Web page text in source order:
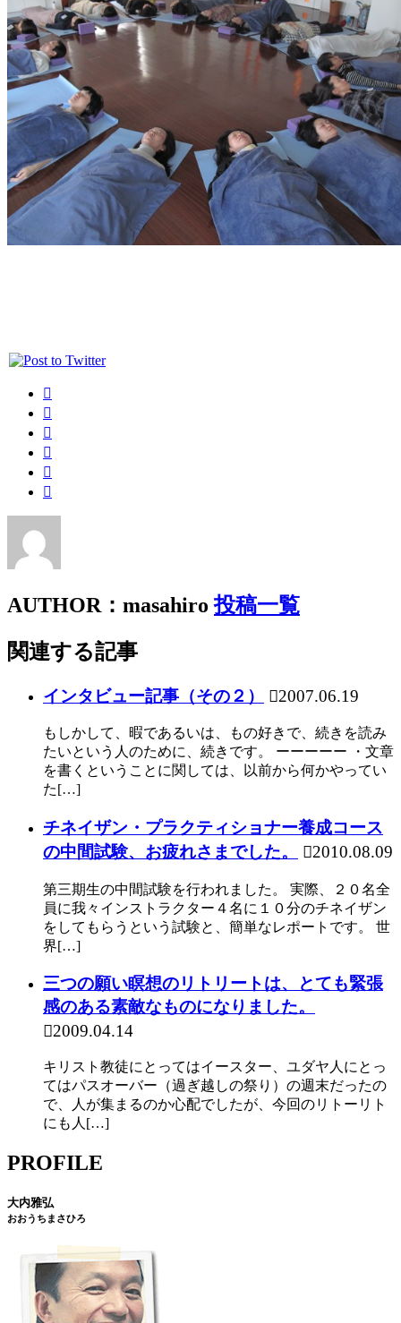
AUTHOR：masahiro投稿一覧
関連する記事
インタビュー記事（その２） 2007.06.19
もしかして、暇であるいは、もの好きで、続きを読み
たいという人のために、続きです。 ーーーーー ・文章
を書くということに関しては、以前から何かやってい
た[…]
チネイザン・プラクティショナー養成コース
の中間試験、お疲れさまでした。
2010.08.09
第三期生の中間試験を行われました。 実際、２０名全
員に我々インストラクター４名に１０分のチネイザン
をしてもらうという試験と、簡単なレポートです。 世
界[…]
三つの願い瞑想のリトリートは、とても緊張
感のある素敵なものになりました。
2009.04.14
キリスト教徒にとってはイースター、ユダヤ人にとっ
てはパスオーバー（過ぎ越しの祭り）の週末だったの
で、人が集まるのか心配でしたが、今回のリトーリト
にも人[…]
PROFILE
大内雅弘
おおうちまさひろ